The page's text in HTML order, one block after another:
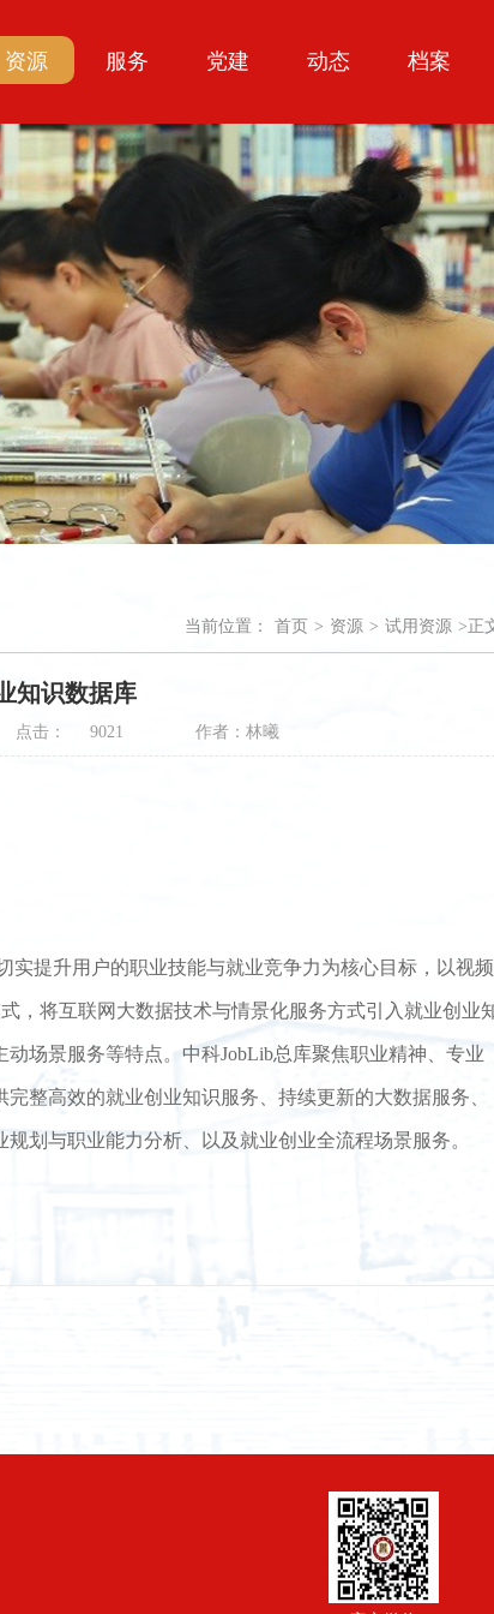
资源 服务 党建 动态 档案
当前位置： 首页 > 资源 > 试用资源 >正
知识数据库
点击： 9021 作者：林曦
实提升用户的职业技能与就业竞争力为核心目标，以视频
，将互联网大数据技术与情景化服务方式引入就业创业
动场景服务等特点。中科JobLib总库聚焦职业精神、专业
整高效的就业创业知识服务、持续更新的大数据服务、
划与职业能力分析、以及就业创业全流程场景服务。